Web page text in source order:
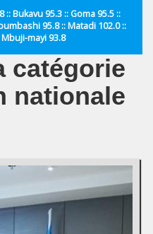
:: Bukavu 95.3 :: Goma 95.5 ::
95.8 :: Matadi 102.0 ::
mayi 93.8
catégorie
nationale